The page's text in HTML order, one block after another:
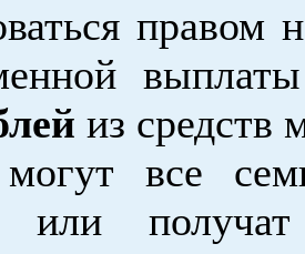
правом
из средств
могут все
или